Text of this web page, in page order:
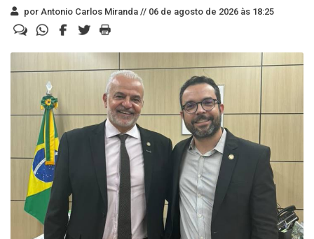
por Antonio Carlos Miranda // 06 de agosto de 2026 às 18:25